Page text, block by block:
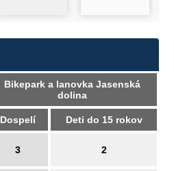
Bikepark a lanovka Jasenská
dolina
Dospelí Deti do 15 rokov
3 2